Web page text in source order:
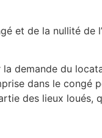
et de la nullité de
demande du
dans le
des lieux loués,